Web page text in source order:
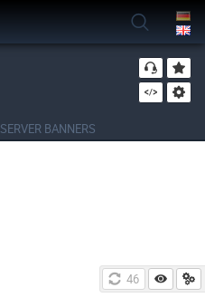
SERVER BANNERS
46